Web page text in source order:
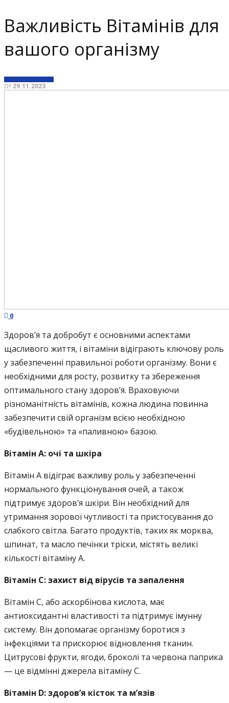
Важливість Вітамінів для
вашого організму
От 29.11.2023
0
Здоров’я та добробут є основними аспектами
щасливого життя, і вітаміни відіграють ключову роль
у забезпеченні правильної роботи організму. Вони є
необхідними для росту, розвитку та збереження
оптимального стану здоров’я. Враховуючи
різноманітність вітамінів, кожна людина повинна
забезпечити свій організм всією необхідною
«будівельною» та «паливною» базою.
Вітамін A: очі та шкіра
Вітамін A відіграє важливу роль у забезпеченні
нормального функціонування очей, а також
підтримує здоров’я шкіри. Він необхідний для
утримання зорової чутливості та пристосування до
слабкого світла. Багато продуктів, таких як морква,
шпинат, та масло печінки тріски, містять великі
кількості вітаміну A.
Вітамін C: захист від вірусів та запалення
Вітамін C, або аскорбінова кислота, має
антиоксидантні властивості та підтримує імунну
систему. Він допомагає організму боротися з
інфекціями та прискорює відновлення тканин.
Цитрусові фрукти, ягоди, броколі та червона паприка
— це відмінні джерела вітаміну C.
Вітамін D: здоров’я кісток та м’язів